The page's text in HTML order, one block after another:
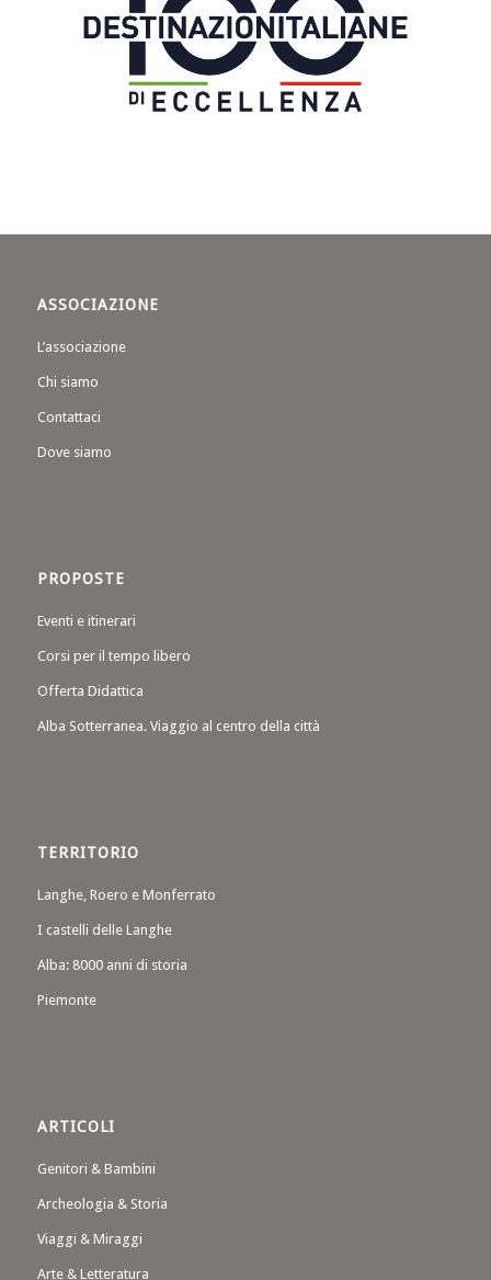
ASSOCIAZIONE
L’associazione
Chi siamo
Contattaci
Dove siamo
PROPOSTE
Eventi e itinerari
Corsi per il tempo libero
Offerta Didattica
Alba Sotterranea. Viaggio al centro della città
TERRITORIO
Langhe, Roero e Monferrato
I castelli delle Langhe
Alba: 8000 anni di storia
Piemonte
ARTICOLI
Genitori & Bambini
Archeologia & Storia
Viaggi & Miraggi
Arte & Letteratura